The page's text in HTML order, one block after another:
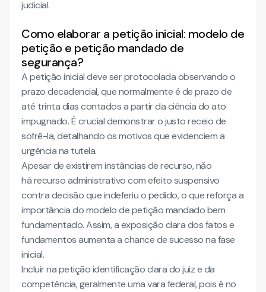
judicial.
Como elaborar a petição inicial: modelo de
petição e petição mandado de
segurança?
A petição inicial deve ser protocolada observando o
prazo decadencial, que normalmente é de prazo de
até trinta dias contados a partir da ciência do ato
impugnado. É crucial demonstrar o justo receio de
sofrê-la, detalhando os motivos que evidenciem a
urgência na tutela.
Apesar de existirem instâncias de recurso, não
há recurso administrativo com efeito suspensivo
contra decisão que indeferiu o pedido, o que reforça a
importância do modelo de petição mandado bem
fundamentado. Assim, a exposição clara dos fatos e
fundamentos aumenta a chance de sucesso na fase
inicial.
Incluir na petição identificação clara do juiz e da
competência, geralmente uma vara federal, pois é no